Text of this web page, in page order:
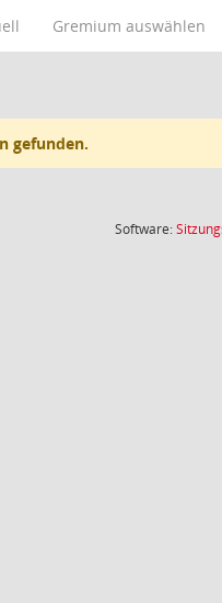
Gremium auswählen
gefunden.
Software: